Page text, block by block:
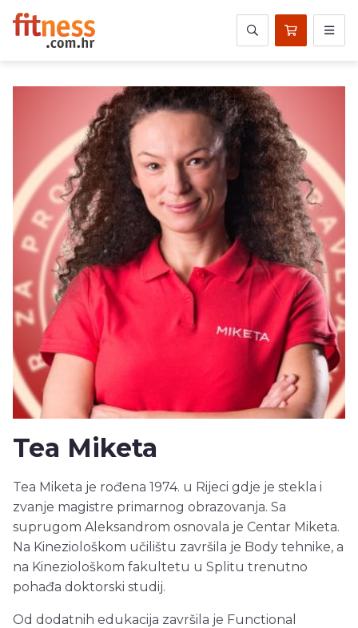
Tea Miketa
Tea Miketa je rođena 1974. u Rijeci gdje je stekla i
zvanje magistre primarnog obrazovanja. Sa
suprugom Aleksandrom osnovala je Centar Miketa.
Na Kineziološkom učilištu završila je Body tehnike, a
na Kineziološkom fakultetu u Splitu trenutno
pohađa doktorski studij.
Od dodatnih edukacija završila je Functional